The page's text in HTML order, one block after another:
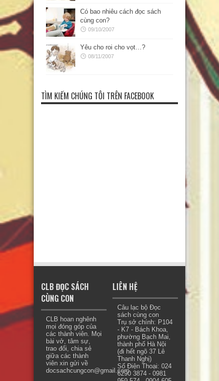
Có bao nhiêu cách đọc sách
cùng con?
09/10/2007
Yêu cho roi cho vọt…?
08/11/2007
TÌM KIẾM CHÚNG TÔI TRÊN FACEBOOK
CLB ĐỌC SÁCH
CÙNG CON
CLB hoan nghênh
mọi đóng góp của
các thành viên. Mọi
bài vở, tâm sự,
trao đổi, chia sẻ
giữa các thành
viên xin gửi về
docsachcungcon@gmail.com.
LIÊN HỆ
Câu lạc bộ Đọc
sách cùng con
Trụ sở chính: P104
- K7 - Bách Khoa,
phường Bạch Mai,
thành phố Hà Nội
(đi hết ngõ 37 Lê
Thanh Nghị)
Số Điện Thoại: 024
6290 3874 - 0981